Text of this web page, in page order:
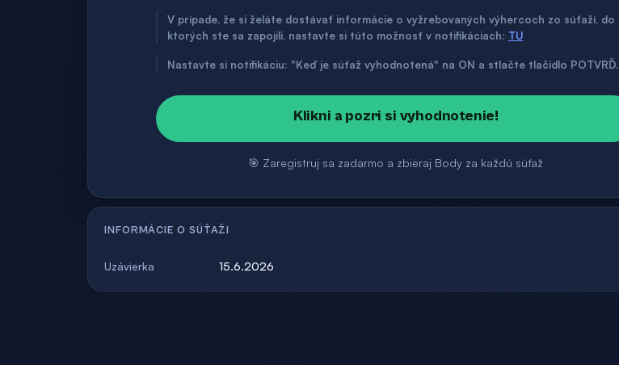
V prípade, že si želáte dostávať informácie o vyžrebovaných výhercoch zo súťaží, do
ktorých ste sa zapojili, nastavte si túto možnosť v notifikáciach: TU
Nastavte si notifikáciu: "Keď je súťaž vyhodnotená" na ON a stlačte tlačidlo POTVRĎ.
Klikni a pozri si vyhodnotenie!
🎯 Zaregistruj sa zadarmo a zbieraj Body za každú súťaž
INFORMÁCIE O SÚŤAŽI
Uzávierka 15.6.2026